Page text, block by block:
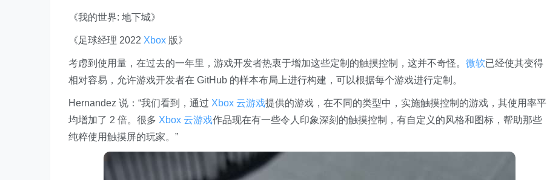
《我的世界: 地下城》
《足球经理 2022 Xbox 版》
考虑到使用量，在过去的一年里，游戏开发者热衷于增加这些定制的触摸控制，这并不奇怪。 微软已经使其变得
相对容易，允许游戏开发者在 GitHub 的样本布局上进行构建，可以根据每个游戏进行定制。
Hernandez 说：“我们看到，通过 Xbox 云游戏提供的游戏，在不同的类型中，实施触摸控制的游戏，其使用率平
均增加了 2 倍。很多 Xbox 云游戏作品现在有一些令人印象深刻的触摸控制，有自定义的风格和图标，帮助那些
纯粹使用触摸屏的玩家。”